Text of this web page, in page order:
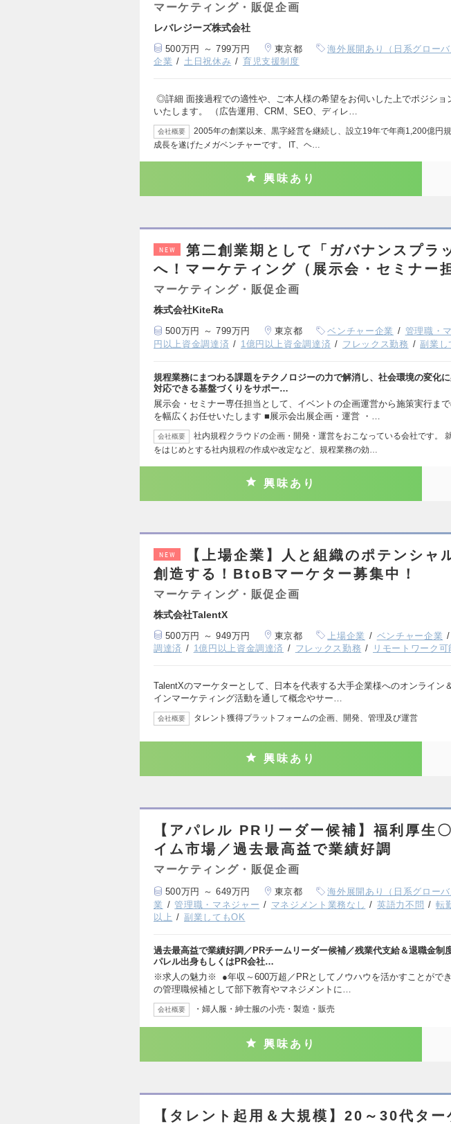
マーケティング・販促企画
レバレジーズ株式会社
500万円 ～ 799万円 東京都 海外展開あり（日系グローバ
企業
土日祝休み 育児支援制度
◎詳細 面接過程での適性や、ご本人様の希望をお伺いした上でポジショ
いたします。 （広告運用、CRM、SEO、ディレ…
会社概要
2005年の創業以来、黒字経営を継続し、設立19年で年商1,200億円
成長を遂げたメガベンチャーです。 IT、ヘ…
興味あり
NEW
第二創業期として「ガバナンスプラ
へ！マーケティング（展示会・セミナー
マーケティング・販促企画
株式会社KiteRa
500万円 ～ 799万円 東京都 ベンチャー企業 管理職・
円以上資金調達済
1億円以上資金調達済 フレックス勤務 副業し
規程業務にまつわる課題をテクノロジーの力で解消し、社会環境の変化
対応できる基盤づくりをサポー…
展示会・セミナー専任担当として、イベントの企画運営から施策実行ま
を幅広くお任せいたします ■展示会出展企画・運営 ・…
会社概要
社内規程クラウドの企画・開発・運営をおこなっている会社です。
をはじめとする社内規程の作成や改定など、規程業務の効…
興味あり
NEW
【上場企業】人と組織のポテンシャ
創造する！BtoBマーケター募集中！
マーケティング・販促企画
株式会社TalentX
500万円 ～ 949万円 東京都 上場企業 ベンチャー企業
調達済
1億円以上資金調達済 フレックス勤務 リモートワーク可
TalentXのマーケターとして、日本を代表する大手企業様へのオンライン
インマーケティング活動を通して概念やサー…
会社概要 タレント獲得プラットフォームの企画、開発、管理及び運営
興味あり
【アパレル PRリーダー候補】福利厚生
イム市場／過去最高益で業績好調
マーケティング・販促企画
500万円 ～ 649万円 東京都 海外展開あり（日系グローバ
業
管理職・マネジャー マネジメント業務なし 英語力不問 転
以上
副業してもOK
過去最高益で業績好調／PRチームリーダー候補／残業代支給＆退職金制
パレル出身もしくはPR会社…
※求人の魅力※ ●年収～600万超／PRとしてノウハウを活かすことがで
の管理職候補として部下教育やマネジメントに…
会社概要 ・婦人服・紳士服の小売・製造・販売
興味あり
【タレント起用＆大規模】20～30代タ